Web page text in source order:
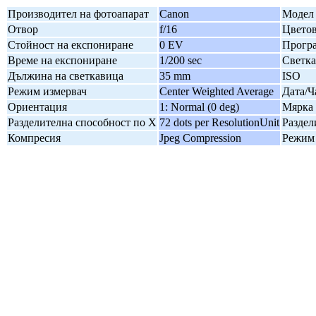
Производител на фотоапарат Canon
Модел
Отвор
f/16
Стойност на експониране
0 EV
Време на експониране
1/200 sec
Дължина на светкавица
35 mm
ISO
Режим измервач
Center Weighted Average
Дата/
Ориентация
1: Normal (0 deg)
Мярка
Разделителна способност по X 72 dots per ResolutionUnit
Компресия
Jpeg Compression Режим